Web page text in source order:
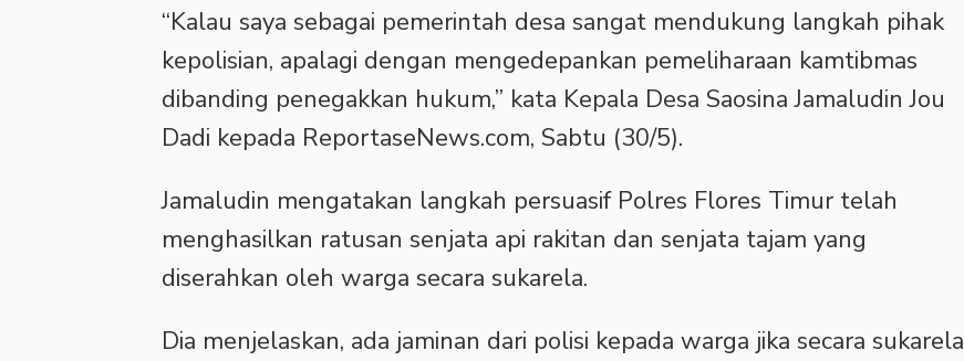
“Kalau saya sebagai pemerintah desa sangat mendukung langkah pihak
kepolisian, apalagi dengan mengedepankan pemeliharaan kamtibmas
dibanding penegakkan hukum,” kata Kepala Desa Saosina Jamaludin Jou
Dadi kepada ReportaseNews.com, Sabtu (30/5).
Jamaludin mengatakan langkah persuasif Polres Flores Timur telah
menghasilkan ratusan senjata api rakitan dan senjata tajam yang
diserahkan oleh warga secara sukarela.
Dia menjelaskan, ada jaminan dari polisi kepada warga jika secara sukarela